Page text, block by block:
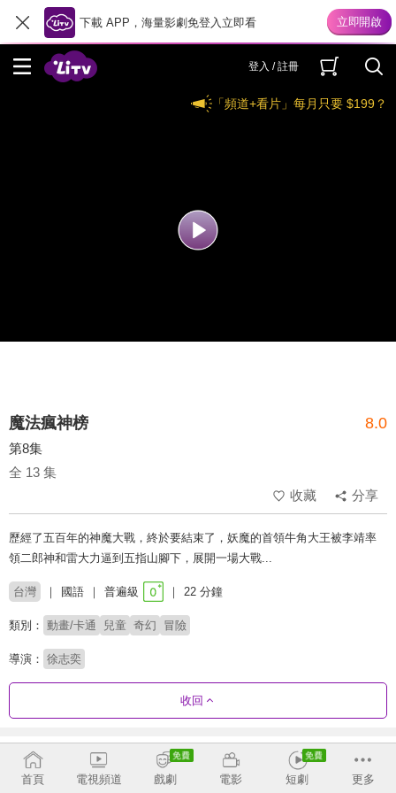
下載 APP，海量影劇免登入立即看
登入 / 註冊
「頻道+看片」每月只要 $199？
魔法瘋神榜 8.0
第8集
全 13 集
收藏
分享
歷經了五百年的神魔大戰，終於要結束了，妖魔的首領牛角大王被李靖率
領二郎神和雷大力逼到五指山腳下，展開一場大戰...
台灣 國語 普遍級 22 分鐘
類別： 動畫/卡通 兒童 奇幻 冒險
導演： 徐志奕
收回
劇集列表
正序
首頁
電視頻道 戲劇 電影 短劇 更多